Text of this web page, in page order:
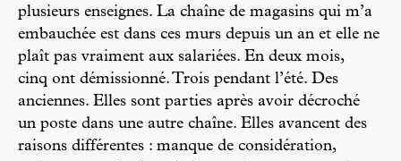
plusieurs enseignes. La chaîne de magasins qui m’a
embauchée est dans ces murs depuis un an et elle ne
plaît pas vraiment aux salariées. En deux mois,
cinq ont démissionné. Trois pendant l’été. Des
anciennes. Elles sont parties après avoir décroché
un poste dans une autre chaîne. Elles avancent des
raisons différentes : manque de considération,